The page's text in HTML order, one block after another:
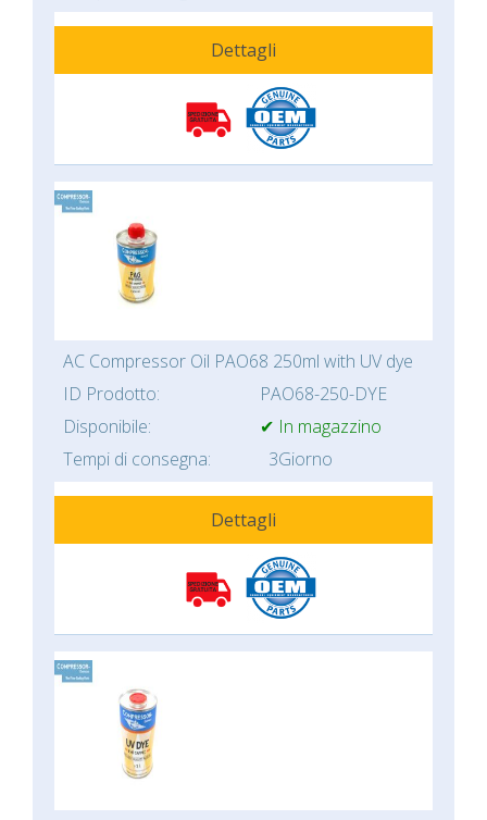
Dettagli
AC Compressor Oil PAO68 250ml with UV dye
ID Prodotto:
PAO68-250-DYE
Disponibile:
✔ In magazzino
Tempi di consegna:
3Giorno
Dettagli